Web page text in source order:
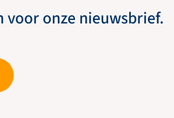
voor onze nieuwsbrief.